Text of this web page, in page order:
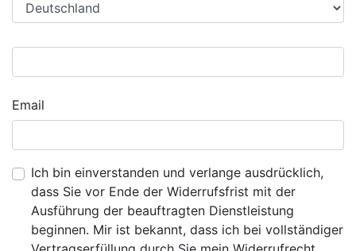
Email
Ich bin einverstanden und verlange ausdrücklich,
dass Sie vor Ende der Widerrufsfrist mit der
Ausführung der beauftragten Dienstleistung
beginnen. Mir ist bekannt, dass ich bei vollständiger